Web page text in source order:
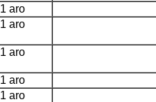
1 aro
1 aro
1 aro
1 aro
1 aro